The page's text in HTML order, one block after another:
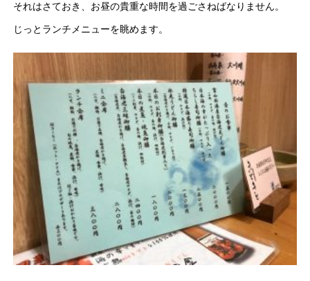
それはさておき、お昼の貴重な時間を過ごさねばなりません。
じっとランチメニューを眺めます。